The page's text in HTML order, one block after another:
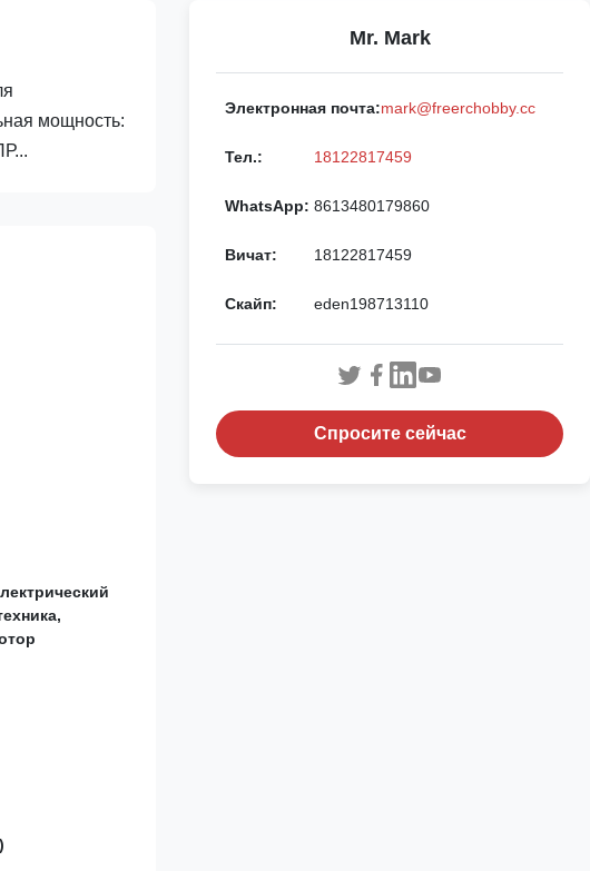
мощность:
Mr. Mark
Электронная почта:mark@freerchobby.cc
Тел.: 18122817459
WhatsApp: 8613480179860
Вичат: 18122817459
Скайп: eden198713110
Спросите сейчас